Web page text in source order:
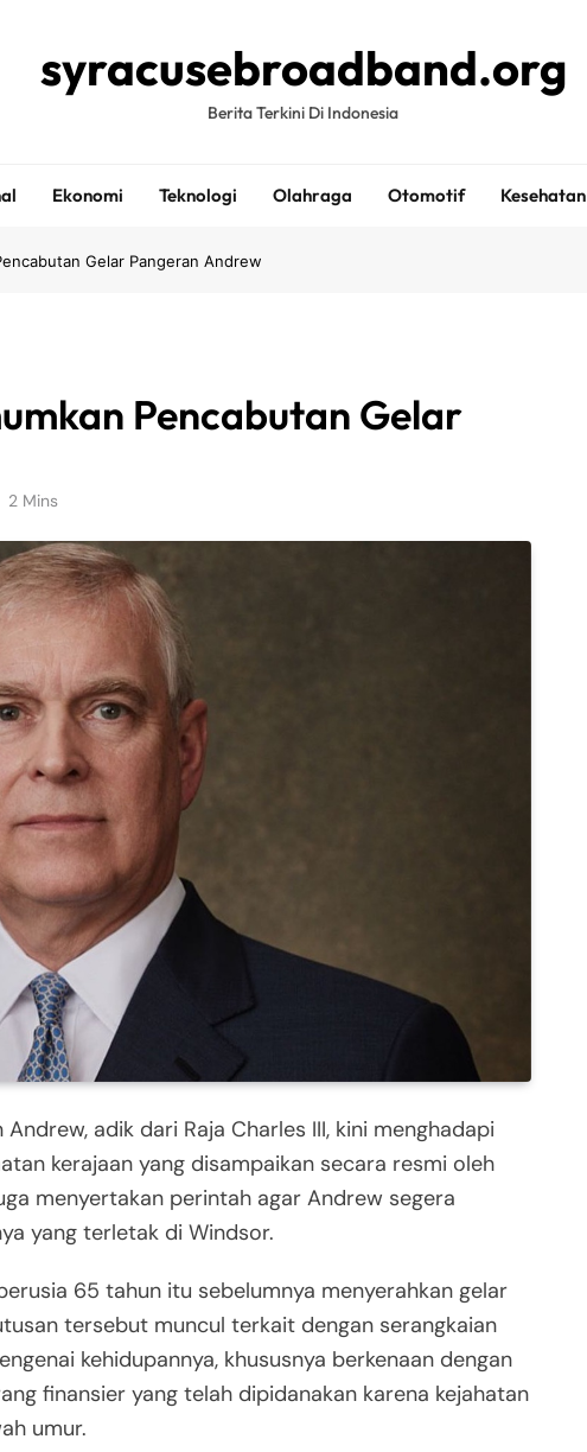
syracusebroadband.org
Berita Terkini Di Indonesia
Ekonomi Teknologi Olahraga Otomotif Kesehatan
Gelar Pangeran Andrew
Pencabutan Gelar
2 Mins
Andrew, adik dari Raja Charles III, kini menghadapi
kerajaan yang disampaikan secara resmi oleh
menyertakan perintah agar Andrew segera
yang terletak di Windsor.
65 tahun itu sebelumnya menyerahkan gelar
tersebut muncul terkait dengan serangkaian
kehidupannya, khususnya berkenaan dengan
finansier yang telah dipidanakan karena kejahatan
umur.